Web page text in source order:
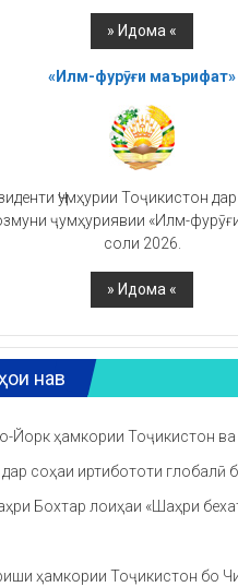
«Илм-фурӯғи маърифат»
Ҷумҳурии Тоҷикистон
ҷумҳуриявии «Илм-
соли 2026.
нав
Йорк ҳамкории Тоҷикистон
соҳаи иртибототи глобалӣ
Бохтар лоиҳаи «Шаҳри
ҳамкории Тоҷикистон бо